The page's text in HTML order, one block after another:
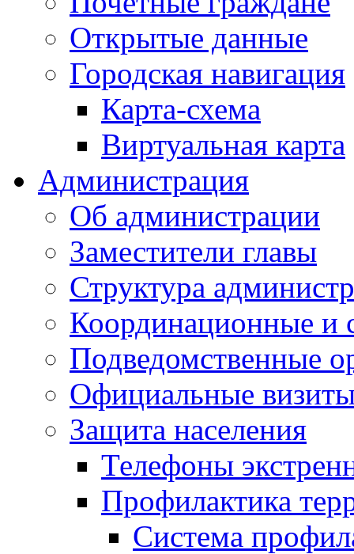
Открытые данные
Городская навигация
Карта-схема
Виртуальная карта
Администрация
Об администрации
Заместители главы
Структура
Координационные и
Подведомственные
Официальные
Защита населения
Телефоны
Профилактика
Система